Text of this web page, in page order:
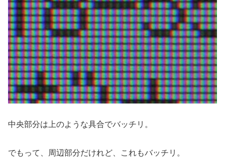
中央部分は上のような具合でバッチリ。
でもって、周辺部分だけれど、これもバッチリ。